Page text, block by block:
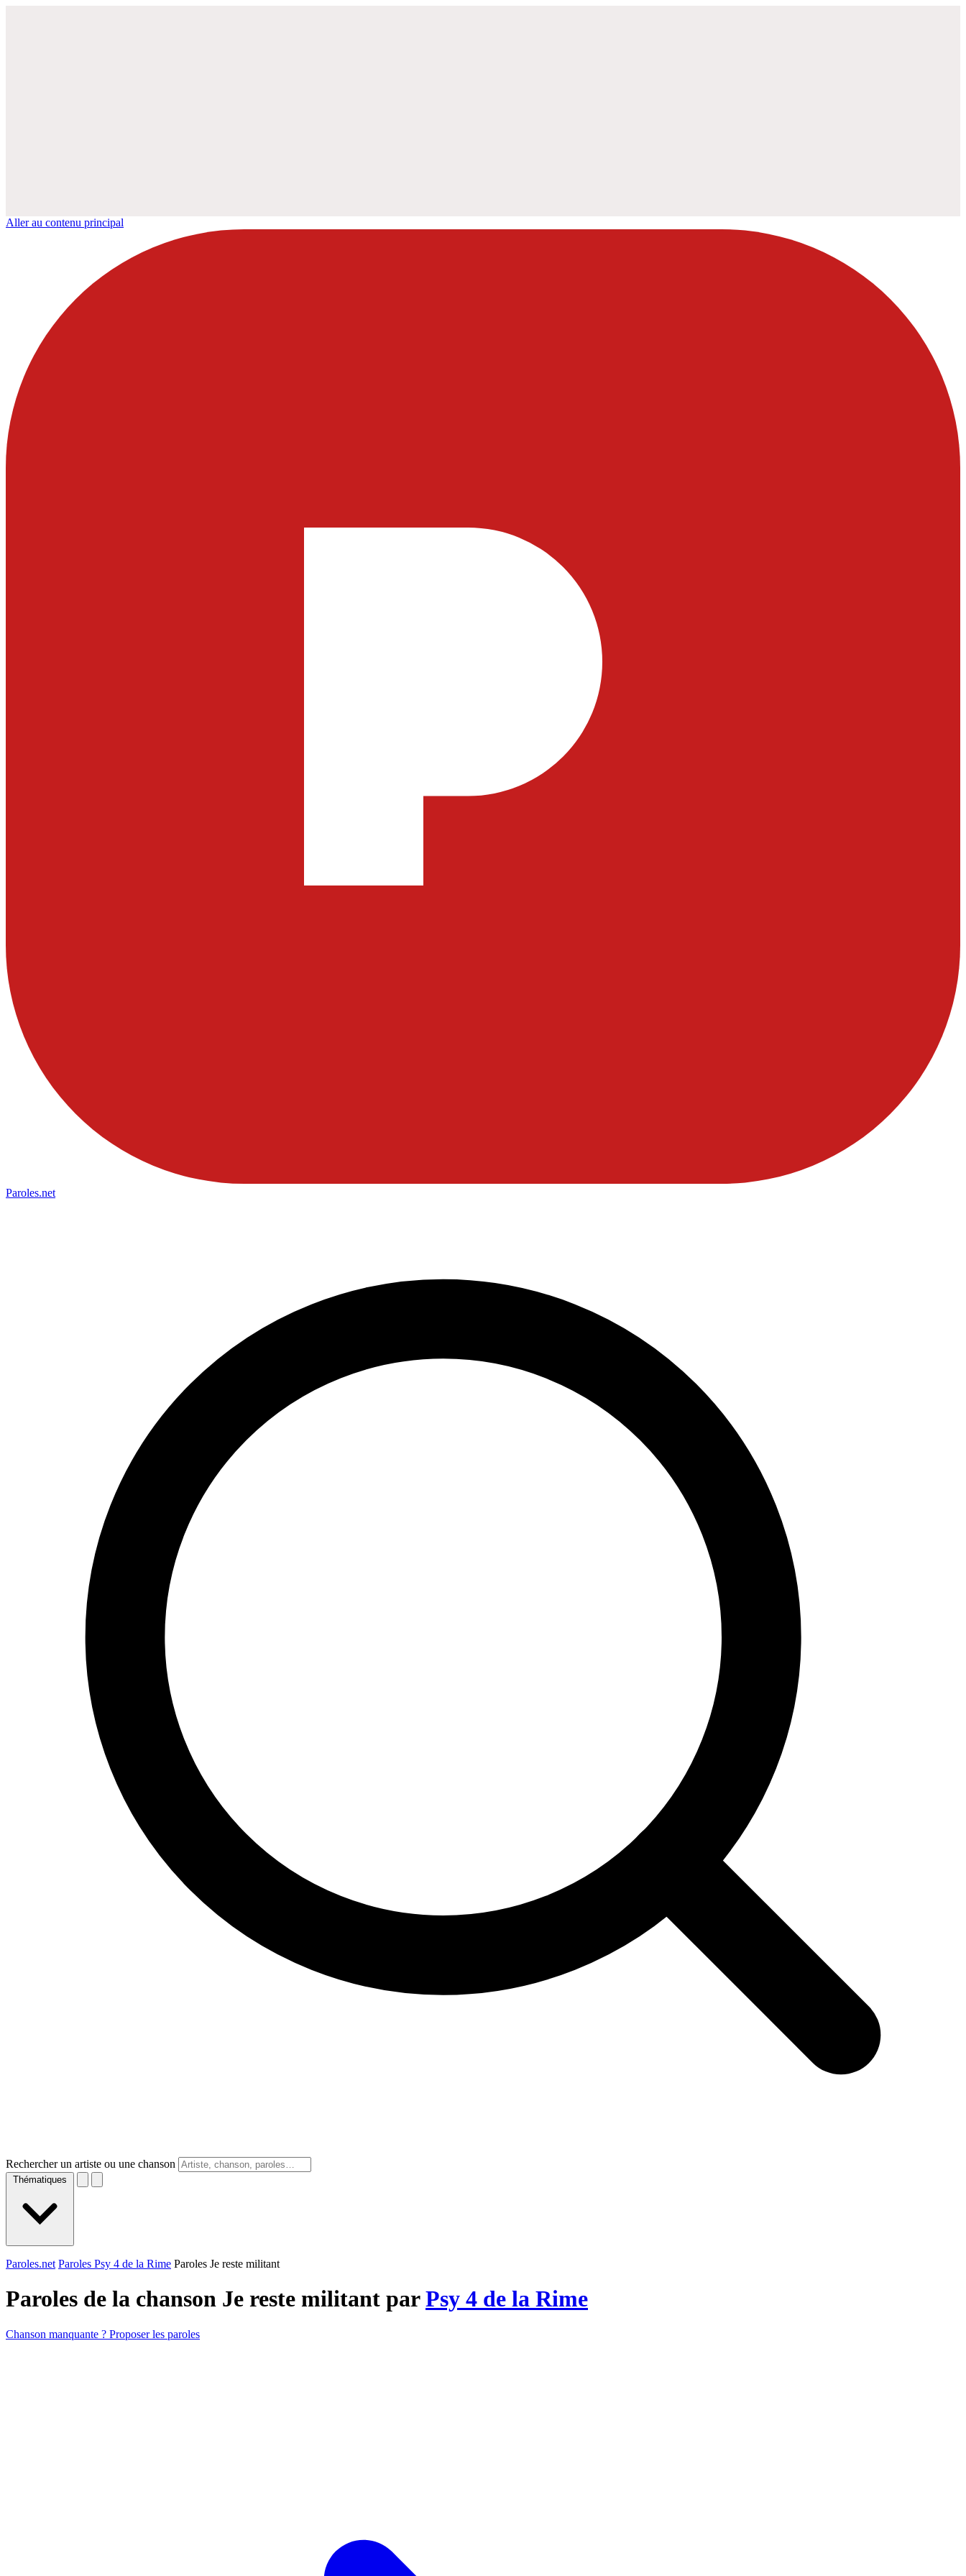
Aller au contenu principal
Paroles.net
Rechercher un artiste ou une chanson
Thématiques
Paroles.net Paroles Psy 4 de la Rime Paroles Je reste militant
Paroles de la chanson Je reste militant parPsy 4 de la Rime
Chanson manquante ? Proposer les paroles